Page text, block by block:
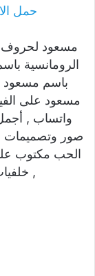
حمل
مسعود لحروف
الرومانسية
باسم مسعود
مسعود على
واتساب ,
صور وتصميمات
الحب مكتوب
,